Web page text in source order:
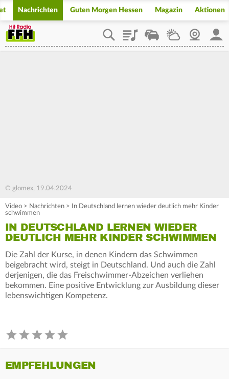
Nachrichten Guten Morgen Hessen Magazin Aktionen
PlaylistStaupilotWetterWebcam
© glomex, 19.04.2024
Video > Nachrichten >
In Deutschland lernen wieder deutlich mehr Kinder
schwimmen
IN DEUTSCHLAND LERNEN WIEDER
DEUTLICH MEHR KINDER SCHWIMMEN
Die Zahl der Kurse, in denen Kindern das Schwimmen
beigebracht wird, steigt in Deutschland. Und auch die Zahl
derjenigen, die das Freischwimmer-Abzeichen verliehen
bekommen. Eine positive Entwicklung zur Ausbildung dieser
lebenswichtigen Kompetenz.
EMPFEHLUNGEN